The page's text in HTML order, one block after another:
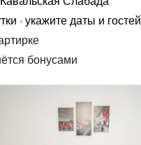
укажите даты и гостей
бонусами